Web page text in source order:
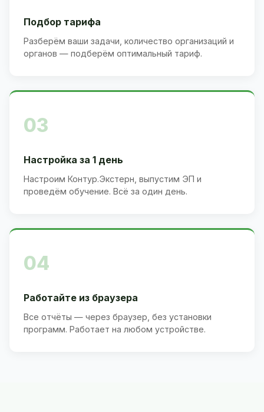
Подбор тарифа
Разберём ваши задачи, количество организаций и
органов — подберём оптимальный тариф.
03
Настройка за 1 день
Настроим Контур.Экстерн, выпустим ЭП и
проведём обучение. Всё за один день.
04
Работайте из браузера
Все отчёты — через браузер, без установки
программ. Работает на любом устройстве.